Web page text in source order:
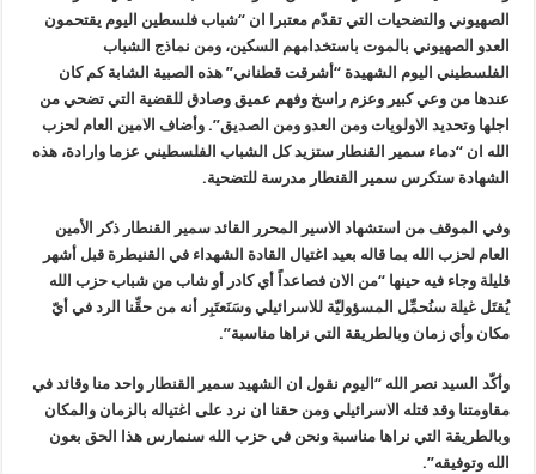
الصهيوني والتضحيات التي تقدّم معتبرا ان “شباب فلسطين اليوم يقتحمون
العدو الصهيوني بالموت باستخدامهم السكين، ومن نماذج الشباب
الفلسطيني اليوم الشهيدة “أشرقت قطناني” هذه الصبية الشابة كم كان
عندها من وعي كبير وعزم راسخ وفهم عميق وصادق للقضية التي تضحي من
اجلها وتحديد الاولويات ومن العدو ومن الصديق”. وأضاف الامين العام لحزب
الله ان “دماء سمير القنطار ستزيد كل الشباب الفلسطيني عزما وارادة، هذه
الشهادة ستكرس سمير القنطار مدرسة للتضحية.
وفي الموقف من استشهاد الاسير المحرر القائد سمير القنطار ذكر الأمين
العام لحزب الله بما قاله بعيد اغتيال القادة الشهداء في القنيطرة قبل أشهر
قليلة وجاء فيه حينها “من الان فصاعداً أي كادر أو شاب من شباب حزب الله
يُقتَل غيلة سنُحمِّل المسؤوليّة للاسرائيلي وسَنَعتَبِر أنه من حقِّنا الرد في أيّ
مكان وأي زمان وبالطريقة التي نراها مناسبة”.
وأكّد السيد نصر الله “اليوم نقول ان الشهيد سمير القنطار واحد منا وقائد في
مقاومتنا وقد قتله الاسرائيلي ومن حقنا ان نرد على اغتياله بالزمان والمكان
وبالطريقة التي نراها مناسبة ونحن في حزب الله سنمارس هذا الحق بعون
الله وتوفيقه”.